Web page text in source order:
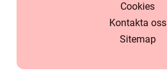
Cookies
Kontakta oss
Sitemap